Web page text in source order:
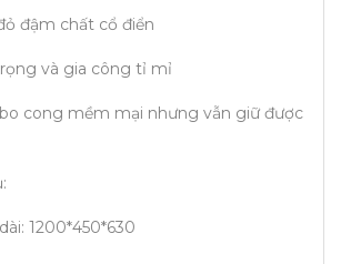
đậm chất cổ điển
và gia công tỉ mỉ
cong mềm mại nhưng vẫn giữ được
1200*450*630